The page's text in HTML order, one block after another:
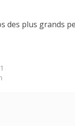
des plus grands